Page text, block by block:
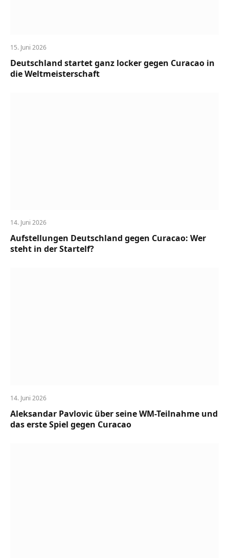
15. Juni 2026
Deutschland startet ganz locker gegen Curacao in
die Weltmeisterschaft
14. Juni 2026
Aufstellungen Deutschland gegen Curacao: Wer
steht in der Startelf?
14. Juni 2026
Aleksandar Pavlovic über seine WM-Teilnahme und
das erste Spiel gegen Curacao